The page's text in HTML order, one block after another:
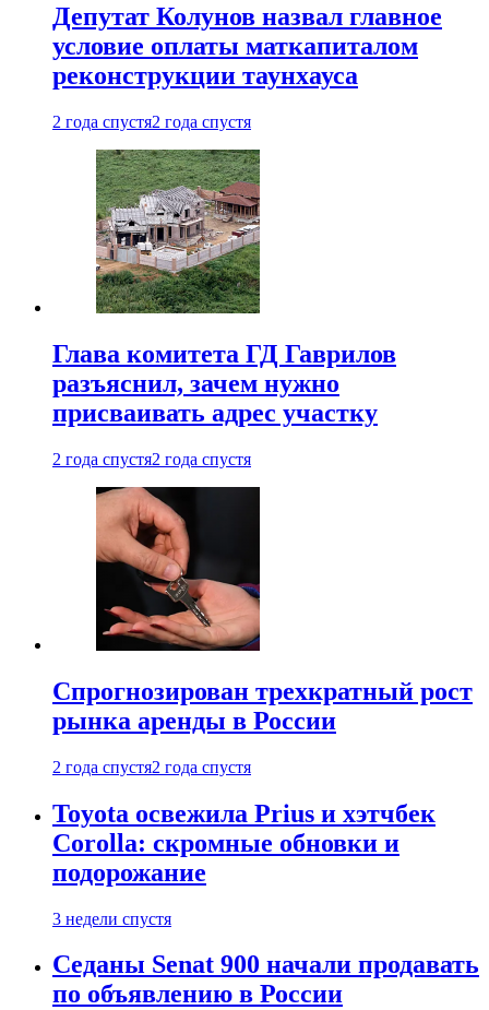
Депутат Колунов назвал главное
условие оплаты маткапиталом
реконструкции таунхауса
2 года спустя2 года спустя
Глава комитета ГД Гаврилов
разъяснил, зачем нужно
присваивать адрес участку
2 года спустя2 года спустя
Спрогнозирован трехкратный рост
рынка аренды в России
2 года спустя2 года спустя
Toyota освежила Prius и хэтчбек
Corolla: скромные обновки и
подорожание
3 недели спустя
Седаны Senat 900 начали продавать
по объявлению в России